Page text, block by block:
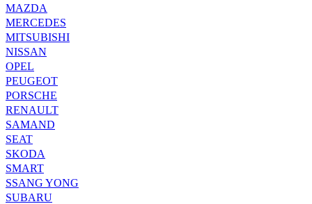
MAZDA
MERCEDES
MITSUBISHI
NISSAN
OPEL
PEUGEOT
PORSCHE
RENAULT
SAMAND
SEAT
SKODA
SMART
SSANG YONG
SUBARU